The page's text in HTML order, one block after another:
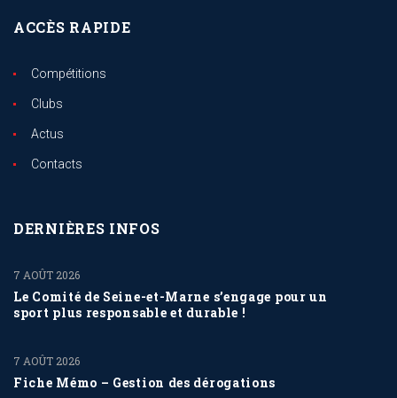
ACCÈS RAPIDE
Compétitions
Clubs
Actus
Contacts
DERNIÈRES INFOS
Le Comité de Seine-et-Marne s’engage pour un
sport plus responsable et durable !
7 AOÛT 2026
Fiche Mémo – Gestion des dérogations
7 AOÛT 2026